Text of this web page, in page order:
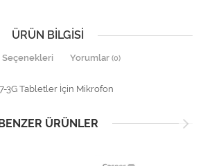
ÜRÜN BILGISI
Seçenekleri Yorumlar (0)
3G Tabletler İçin Mikrofon
ÜRÜNLER